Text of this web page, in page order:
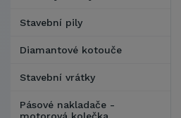
Stavební pily
Diamantové kotouče
Stavební vrátky
Pásové nakladače -